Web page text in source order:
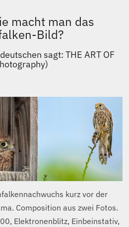
macht man das
Bild?
sagt: THE ART OF
kurz vor der
Composition aus zwei Fotos.
Elektronenblitz, Einbeinstativ,